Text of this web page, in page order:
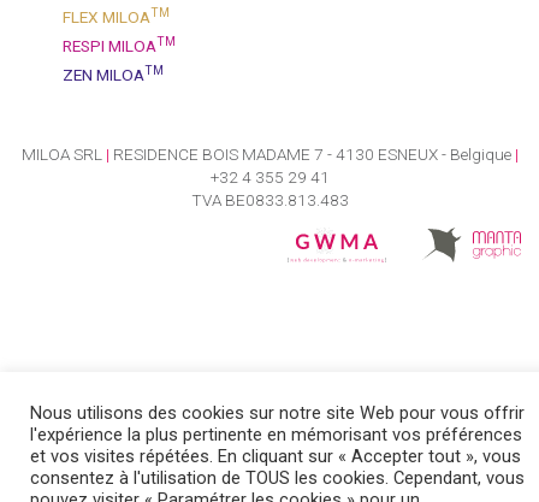
FLEX MILOATM
RESPI MILOATM
ZEN MILOATM
MILOA SRL | RESIDENCE BOIS MADAME 7 - 4130 ESNEUX - Belgique|
+32 4 355 29 41
TVA BE0833.813.483
Nous utilisons des cookies sur notre site Web pour vous offrir
l'expérience la plus pertinente en mémorisant vos préférences
et vos visites répétées. En cliquant sur « Accepter tout », vous
consentez à l'utilisation de TOUS les cookies. Cependant, vous